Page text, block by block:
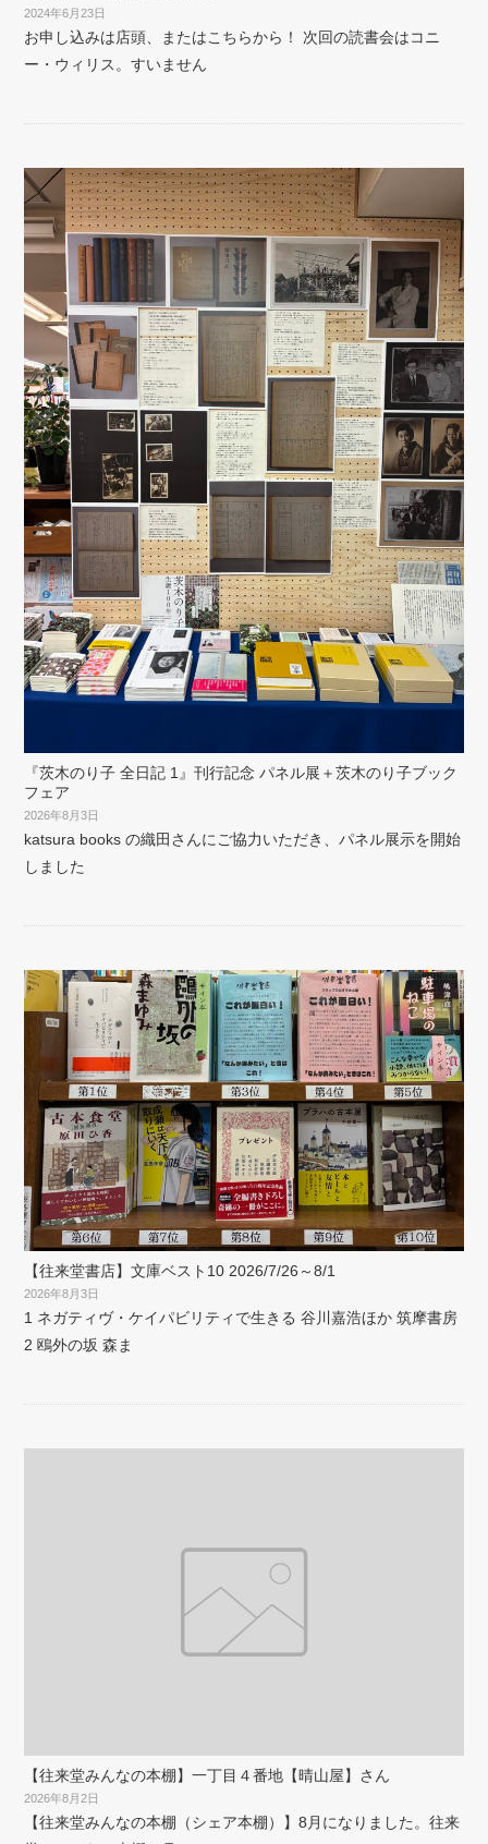
2024年6月23日
お申し込みは店頭、またはこちらから！ 次回の読書会はコニ
ー・ウィリス。すいません
『茨木のり子 全日記 1』刊行記念 パネル展＋茨木のり子ブック
フェア
2026年8月3日
katsura books の織田さんにご協力いただき、パネル展示を開始
しました
【往来堂書店】文庫ベスト10 2026/7/26～8/1
2026年8月3日
1 ネガティヴ・ケイパビリティで生きる 谷川嘉浩ほか 筑摩書房
2 鴎外の坂 森ま
【往来堂みんなの本棚】一丁目４番地【晴山屋】さん
2026年8月2日
【往来堂みんなの本棚（シェア本棚）】8月になりました。往来